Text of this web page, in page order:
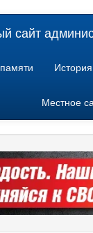
сайт
История
Местное